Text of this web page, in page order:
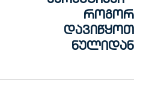
როგორ
დავიწყოთ
ნულიდან